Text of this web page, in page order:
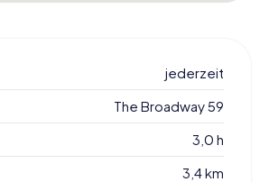
jederzeit
The Broadway 59
3,0 h
3,4 km